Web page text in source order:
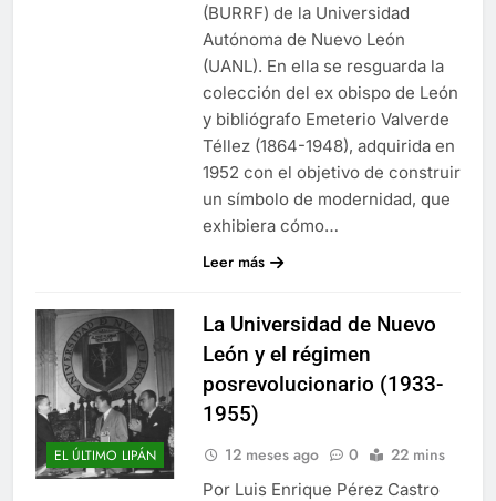
(BURRF) de la Universidad
Autónoma de Nuevo León
(UANL). En ella se resguarda la
colección del ex obispo de León
y bibliógrafo Emeterio Valverde
Téllez (1864-1948), adquirida en
1952 con el objetivo de construir
un símbolo de modernidad, que
exhibiera cómo…
Leer más
EL ÚLTIMO LIPÁN
La Universidad de Nuevo
León y el régimen
posrevolucionario (1933-
1955)
12 meses ago 0 22 mins
Por Luis Enrique Pérez Castro